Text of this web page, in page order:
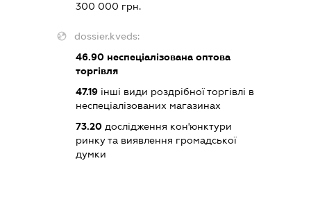
300 000 грн.
dossier.kveds:
46.90неспеціалізована оптова
торгівля
47.19інші види роздрібної торгівлі в
неспеціалізованих магазинах
73.20дослідження кон'юнктури
ринку та виявлення громадської
думки